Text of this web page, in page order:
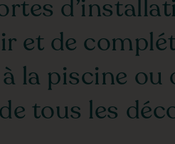
et de
la piscine ou
tous les